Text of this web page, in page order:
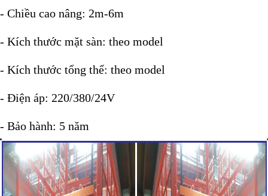
- Chiều cao nâng: 2m-6m
- Kích thước mặt sàn: theo model
- Kích thước tổng thể: theo model
- Điện áp: 220/380/24V
- Bảo hành: 5 năm